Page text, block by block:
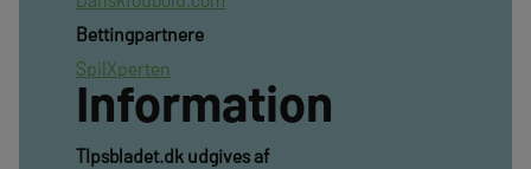
Bettingpartnere
SpilXperten
Information
TIpsbladet.dk udgives af